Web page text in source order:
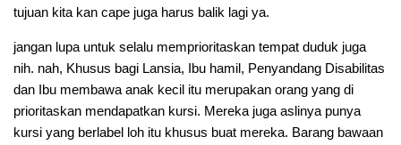
tujuan kita kan cape juga harus balik lagi ya.
jangan lupa untuk selalu memprioritaskan tempat duduk juga
nih. nah, Khusus bagi Lansia, Ibu hamil, Penyandang Disabilitas
dan Ibu membawa anak kecil itu merupakan orang yang di
prioritaskan mendapatkan kursi. Mereka juga aslinya punya
kursi yang berlabel loh itu khusus buat mereka. Barang bawaan